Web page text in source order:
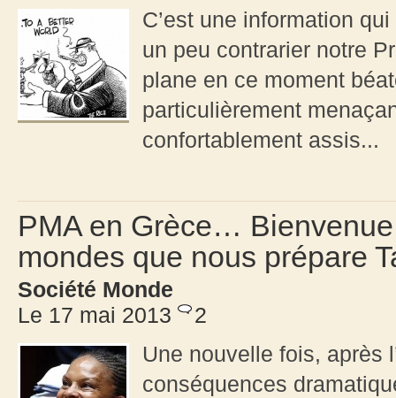
C’est une information
un peu contrarier notre
plane en ce moment
particulièrement
confortablement assis...
PMA en Grèce…
mondes que nous prépare
Société Monde
Le 17 mai 2013
2
Une nouvelle fois, après
conséquences